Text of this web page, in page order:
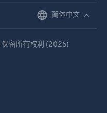
简体中文
保留所有权利 (2026)